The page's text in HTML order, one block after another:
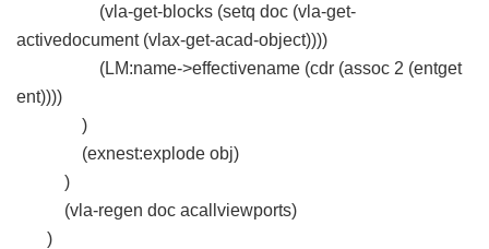
(vla-get-blocks (setq doc (vla-get-
activedocument (vlax-get-acad-object))))
(LM:name->effectivename (cdr (assoc 2 (entget
ent))))
)
(exnest:explode obj)
)
(vla-regen doc acallviewports)
)